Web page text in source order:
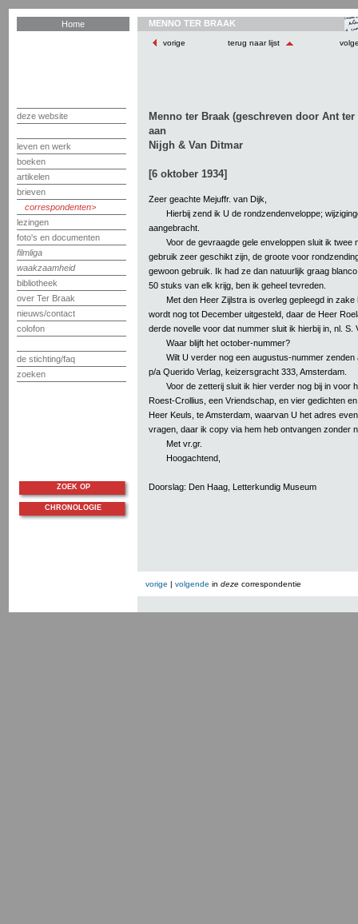
Home
deze website
leven en werk
boeken
artikelen
brieven
correspondenten
lezingen
foto's en documenten
filmliga
waakzaamheid
bibliotheek
over Ter Braak
nieuws/contact
colofon
de stichting/faq
zoeken
MENNO TER BRAAK
vorige terug naar lijst
Menno ter Braak (geschreven door Ant ter
aan
Nijgh & Van Ditmar
[6 oktober 1934]
Zeer geachte Mejuffr. van Dijk,
Hierbij zend ik U de rondzendenveloppe;
aangebracht.
Voor de gevraagde gele enveloppen sluit ik twee
gebruik zeer geschikt zijn, de groote voor
gewoon gebruik. Ik had ze dan natuurlijk graag
50 stuks van elk krijg, ben ik geheel tevreden.
Met den Heer Zijlstra is overleg gepleegd in zake
wordt nog tot December uitgesteld, daar de Heer
derde novelle voor dat nummer sluit ik hierbij in, nl. S.
Waar blijft het october-nummer?
Wilt U verder nog een augustus-nummer zenden
p/a Querido Verlag, keizersgracht 333, Amsterdam.
Voor de zetterij sluit ik hier verder nog bij in voor
Roest-Crollius, een Vriendschap, en vier gedichten
Heer Keuls, te Amsterdam, waarvan U het adres
vragen, daar ik copy via hem heb ontvangen zonder
Met vr.gr.
Hoogachtend,
Doorslag: Den Haag, Letterkundig Museum
vorige | volgende in deze correspondentie
ZOEK OP
CHRONOLOGIE